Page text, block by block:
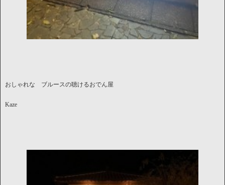
おしゃれな ブルースの聴けるおでん屋
Kaze